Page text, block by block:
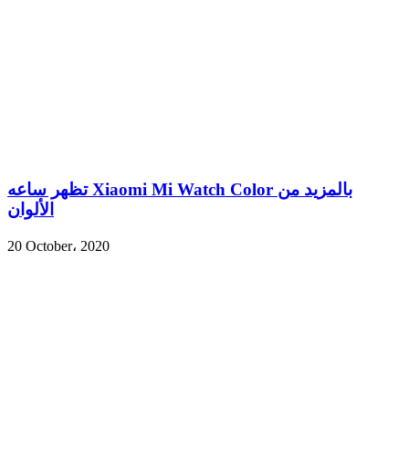
تظهر ساعه Xiaomi Mi Watch Color بالمزيد من
الألوان
20 October، 2020